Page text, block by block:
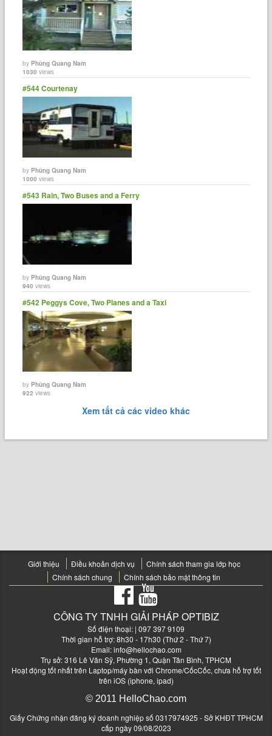
byPhùng Quang Nam
1030 views
#544 Courtenay
byPhùng Quang Nam
1000 views
#543 Rain, Two Buses and a Ferry
byPhùng Quang Nam
940 views
#542 Peggys Cove, Two Planes and a Taxi
byPhùng Quang Nam
922 views
Xem tất cả các video khác
Giới thiệu Điều khoản dịch vụ
Chính sách tham gia lớp học
Chính sách chung
Chính sách bảo mật thông tin
CÔNG TY TNHH GIẢI PHÁP OPTIBIZ
Số điện thoại: | 097 397 9109
Thời gian hỗ trợ: 8h30 - 17h30 (Thứ 2 - Thứ 7)
Email:info@hellochao.com
Trụ sở: 316 Lê Văn Sỹ, Phường 1, Quận Tân Bình, TPHCM
Hoạt động tốt nhất trên Laptop/máy bàn với Chrome/CốcCốc, chưa hỗ trợ tốt
trên iOS (iphone, ipad)
© 2011 HelloChao.com
Giấy Chứng nhận đăng ký doanh nghiệp số 0317974925 - Sở KHĐT TPHCM
cấp ngày 09/08/2023